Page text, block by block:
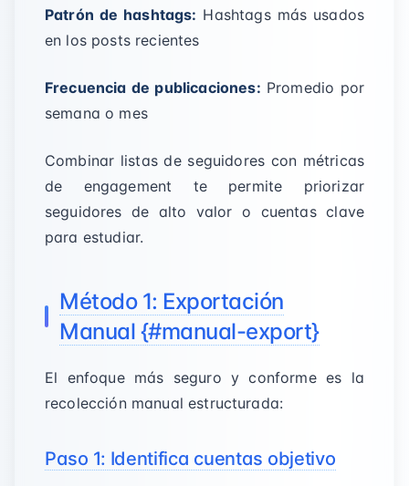
Patrón de hashtags: Hashtags más usados
en los posts recientes
Frecuencia de publicaciones: Promedio por
semana o mes
Combinar listas de seguidores con métricas
de engagement te permite priorizar
seguidores de alto valor o cuentas clave
para estudiar.
Método 1: Exportación
Manual {#manual-export}
El enfoque más seguro y conforme es la
recolección manual estructurada:
Paso 1: Identifica cuentas objetivo